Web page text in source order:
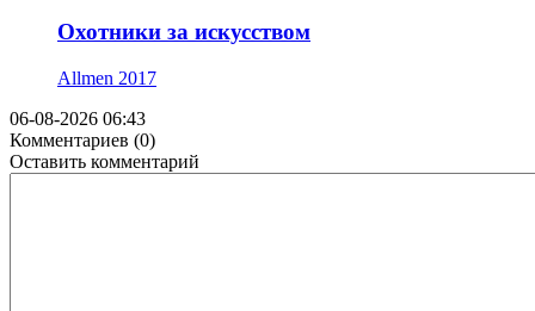
Охотники за искусством
Allmen 2017
06-08-2026 06:43
Комментариев (0)
Оставить комментарий